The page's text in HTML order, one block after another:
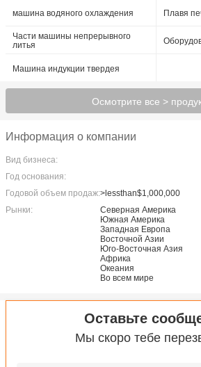
машина водяного охлаждения
Плавя
Части машины непрерывного
литья
Машина индукции твердея
Осмотрите все >
Информация о компании
Вид бизнеса:
Год основания:
Годовой объем продаж:>lessthan$1,000,000
Рынки:
Северная Америка
Южная Америка
Западная Европа
Восточной Азии
Юго-Восточная Азия
Африка
Океания
Во всем мире
Оставьте
Мы скоро тебе